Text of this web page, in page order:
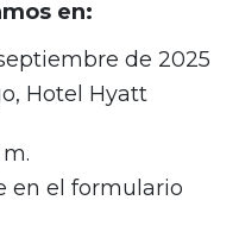
en:
de 2025
Hotel Hyatt
en el formulario